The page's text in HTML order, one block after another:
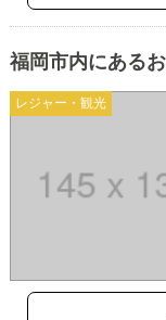
レジャー・観光
福岡市内にある